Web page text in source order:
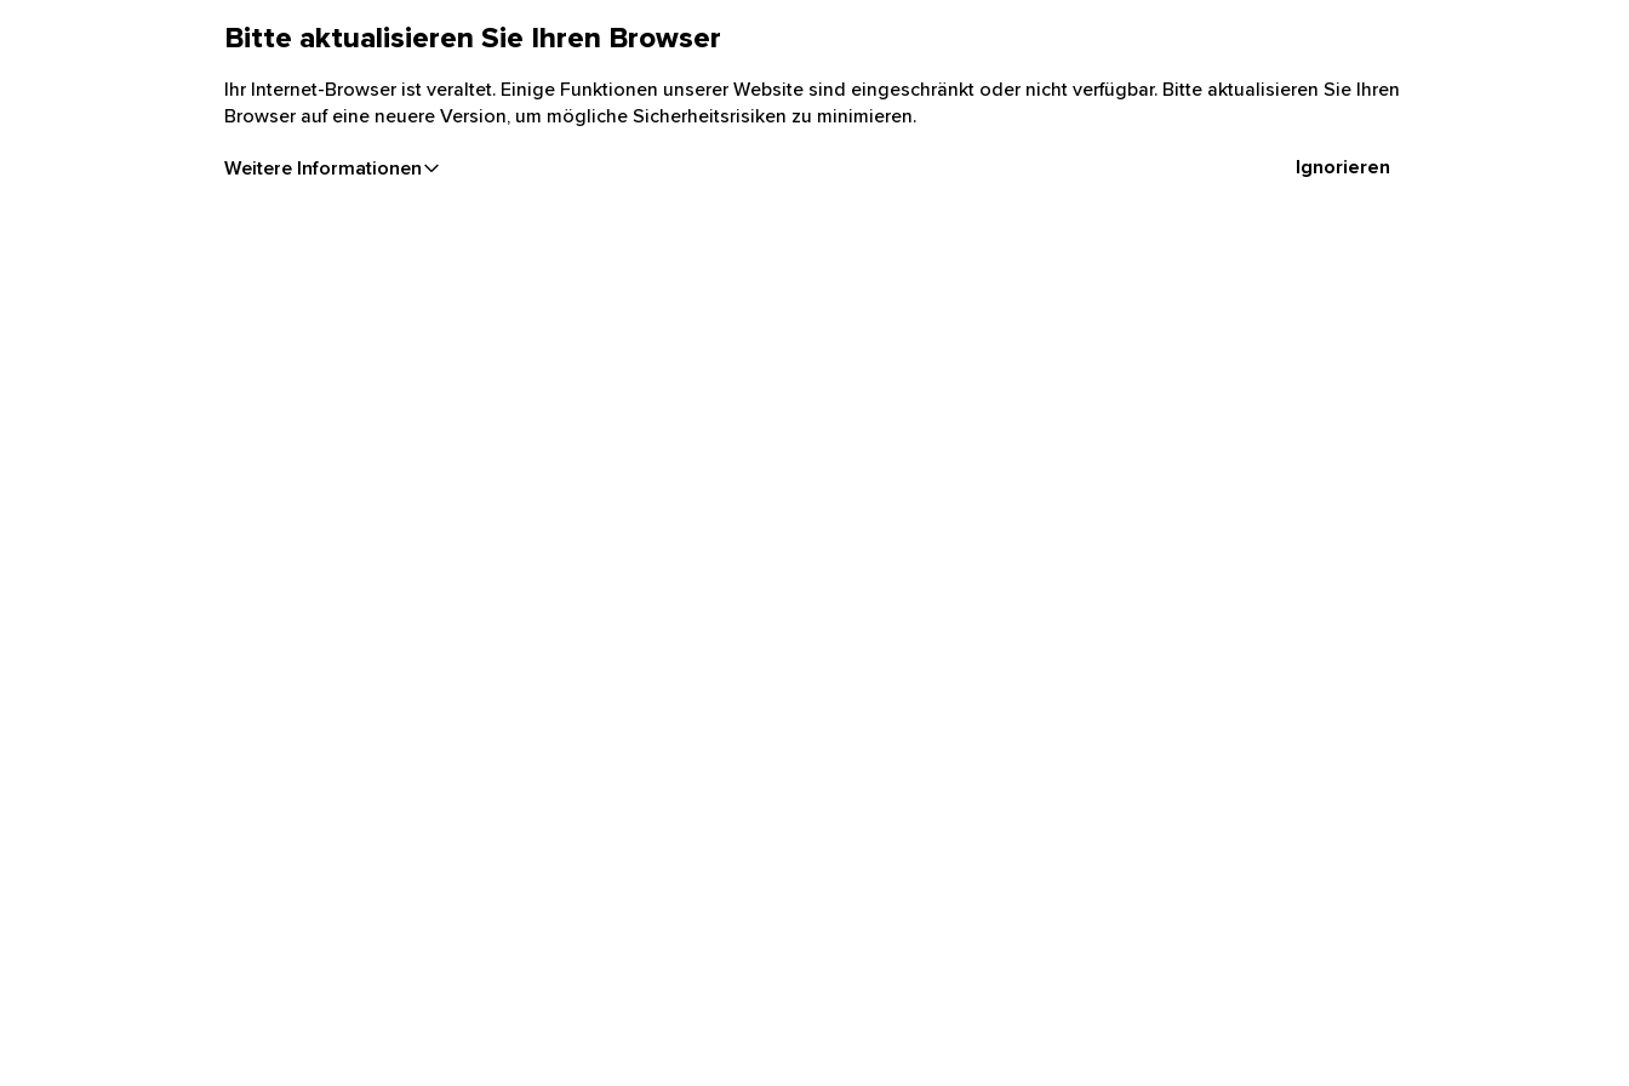
Bitte aktualisieren Sie Ihren Browser
Ihr Internet-Browser ist veraltet. Einige Funktionen unserer Website sind eingeschränkt oder nicht verfügbar. Bitte aktualisieren Sie Ihren
Browser auf eine neuere Version, um mögliche Sicherheitsrisiken zu minimieren.
Weitere Informationen Ignorieren